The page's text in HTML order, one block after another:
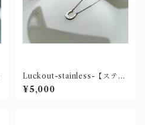
Luckout-stainless-【ステン
レス製ネックレス】
¥5,000